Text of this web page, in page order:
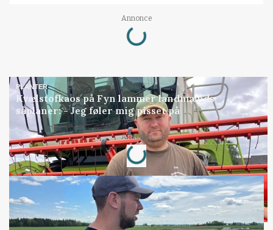
Annonce
Loading...
PLANTER
Kvælstofkaos på Fyn lammer landmænds
såplaner: - Jeg føler mig pisset på
Annonce
Loading...